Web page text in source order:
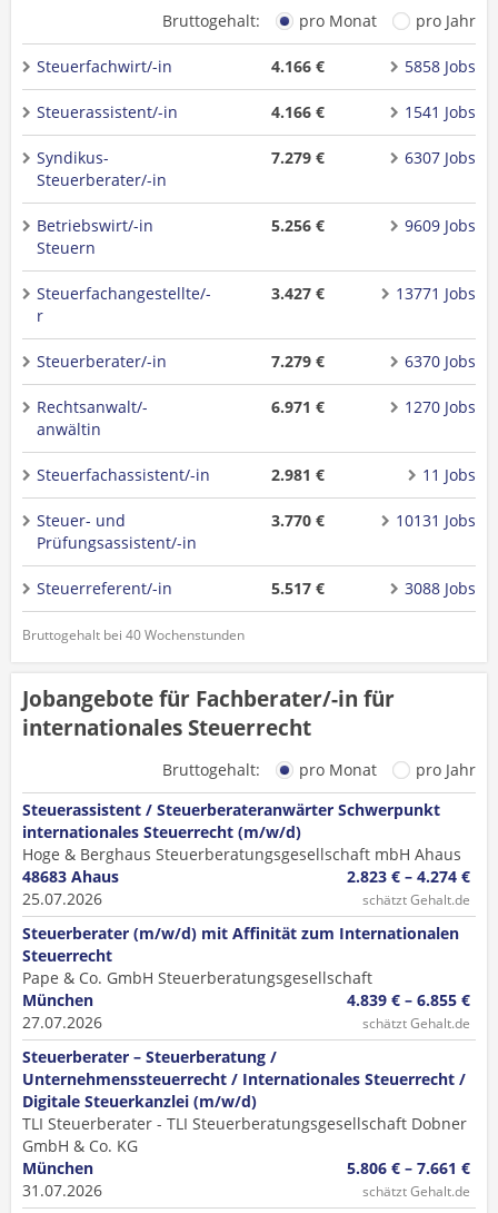
Bruttogehalt: pro Monat pro Jahr
Steuerfachwirt/-in 4.166 € 5858 Jobs
Steuerassistent/-in 4.166 € 1541 Jobs
Syndikus-
Steuerberater/-in
7.279 € 6307 Jobs
Betriebswirt/-in
Steuern
5.256 € 9609 Jobs
Steuerfachangestellte/-
r
3.427 € 13771 Jobs
Steuerberater/-in 7.279 € 6370 Jobs
Rechtsanwalt/-
anwältin
6.971 € 1270 Jobs
Steuerfachassistent/-in 2.981 € 11 Jobs
Steuer- und
Prüfungsassistent/-in
3.770 € 10131 Jobs
Steuerreferent/-in 5.517 € 3088 Jobs
Bruttogehalt bei 40 Wochenstunden
Jobangebote für Fachberater/-in für
internationales Steuerrecht
Bruttogehalt: pro Monat
pro Jahr
Steuerassistent / Steuerberateranwärter Schwerpunkt
internationales Steuerrecht (m/w/d)
Hoge & Berghaus Steuerberatungsgesellschaft mbH Ahaus
48683 Ahaus
25.07.2026
2.823 € – 4.274 €
schätzt Gehalt.de
Steuerberater (m/w/d) mit Affinität zum Internationalen
Steuerrecht
Pape & Co. GmbH Steuerberatungsgesellschaft
München
27.07.2026
4.839 € – 6.855 €
schätzt Gehalt.de
Steuerberater – Steuerberatung /
Unternehmenssteuerrecht / Internationales Steuerrecht /
Digitale Steuerkanzlei (m/w/d)
TLI Steuerberater - TLI Steuerberatungsgesellschaft Dobner
GmbH & Co. KG
München
31.07.2026
5.806 € – 7.661 €
schätzt Gehalt.de